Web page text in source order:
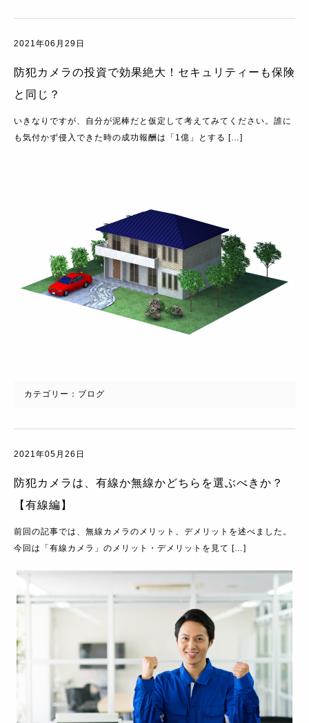
2021年06月29日
防犯カメラの投資で効果絶大！セキュリティーも保険
と同じ？
いきなりですが、自分が泥棒だと仮定して考えてみてください。誰に
も気付かず侵入できた時の成功報酬は「1億」とする […]
カテゴリー： ブログ
2021年05月26日
防犯カメラは、有線か無線かどちらを選ぶべきか？
【有線編】
前回の記事では、無線カメラのメリット、デメリットを述べました。
今回は「有線カメラ」のメリット・デメリットを見て […]